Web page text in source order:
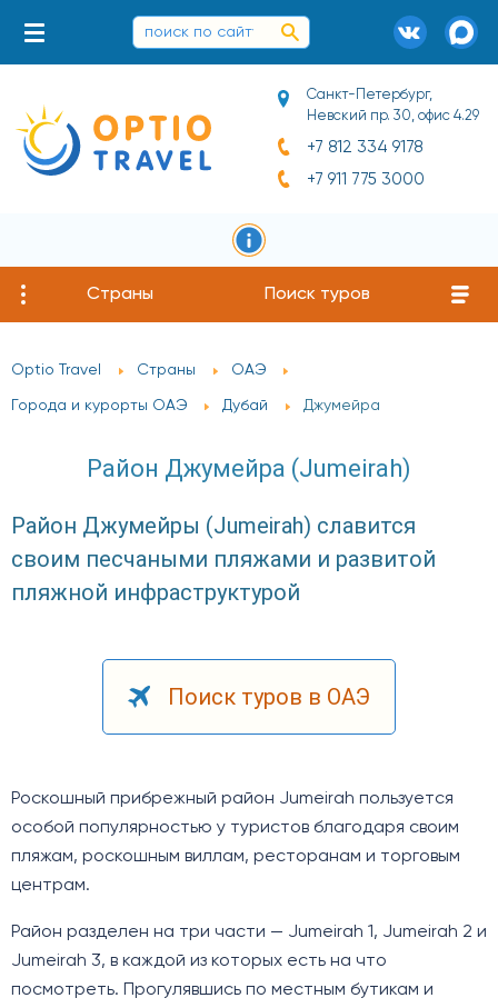
Санкт-Петербург,
Невский пр. 30, офис 4.29
+7 812 334 9178
+7 911 775 3000
Страны Поиск туров
Optio Travel Страны ОАЭ
Города и курорты ОАЭ Дубай Джумейра
Район Джумейра (Jumeirah)
Район Джумейры (Jumeirah) славится
своим песчаными пляжами и развитой
пляжной инфраструктурой
Поиск туров в ОАЭ
Роскошный прибрежный район Jumeirah пользуется
особой популярностью у туристов благодаря своим
пляжам, роскошным виллам, ресторанам и торговым
центрам.
Район разделен на три части — Jumeirah 1, Jumeirah 2 и
Jumeirah 3, в каждой из которых есть на что
посмотреть. Прогулявшись по местным бутикам и